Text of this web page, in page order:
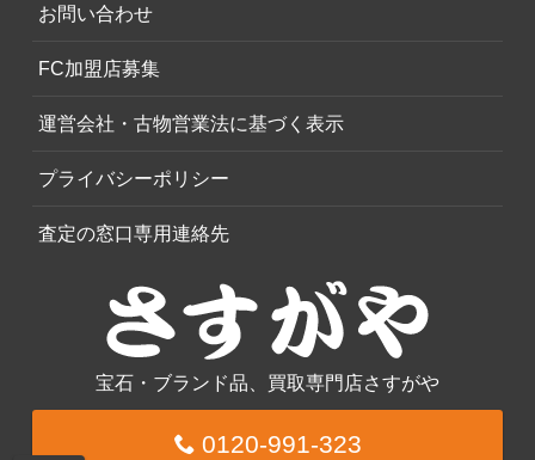
お問い合わせ
FC加盟店募集
運営会社・古物営業法に基づく表示
プライバシーポリシー
査定の窓口専用連絡先
宝石・ブランド品、買取専門店さすがや
0120-991-323